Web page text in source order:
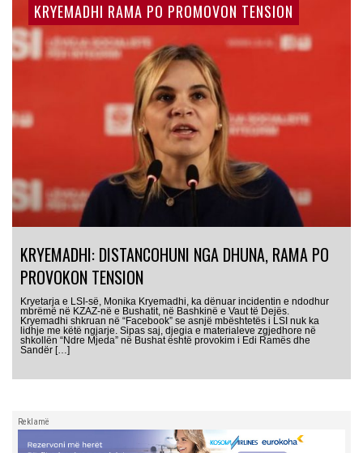
KRYEMADHI RAMA PO PROMOVON TENSION
KRYEMADHI: DISTANCOHUNI NGA DHUNA, RAMA PO
PROVOKON TENSION
Kryetarja e LSI-së, Monika Kryemadhi, ka dënuar incidentin e ndodhur
mbrëmë në KZAZ-në e Bushatit, në Bashkinë e Vaut të Dejës.
Kryemadhi shkruan në “Facebook” se asnjë mbështetës i LSI nuk ka
lidhje me këtë ngjarje. Sipas saj, djegia e materialeve zgjedhore në
shkollën “Ndre Mjeda” në Bushat është provokim i Edi Ramës dhe
Sandër […]
Reklamë